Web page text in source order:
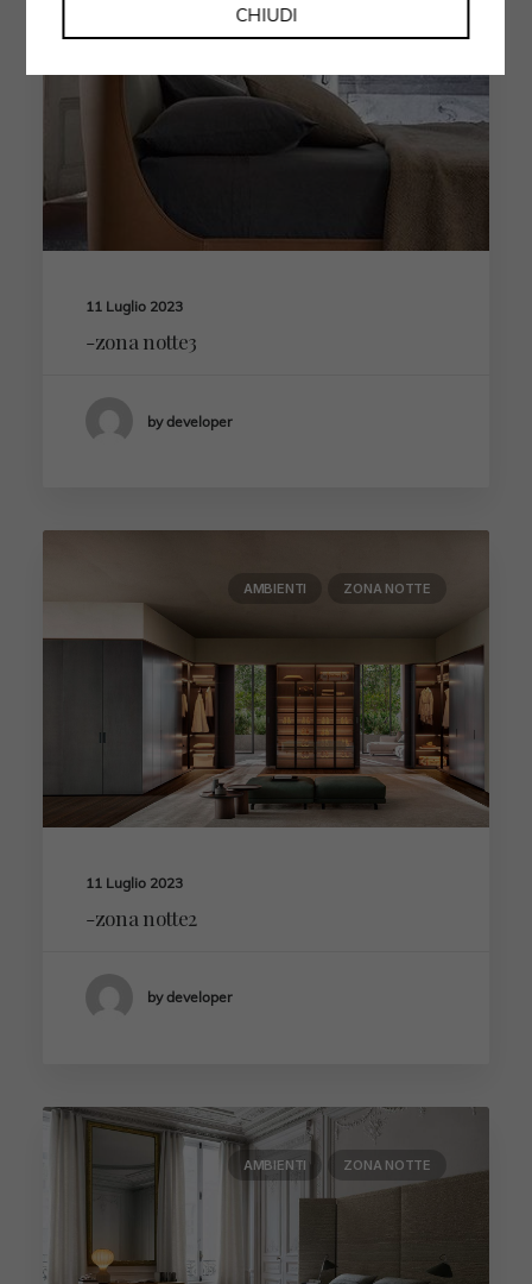
AMBIENTI
11 Luglio 2023
-zona notte3
by developer
AMBIENTI ZONA NOTTE
11 Luglio 2023
-zona notte2
by developer
AMBIENTI ZONA NOTTE
CHIUDI